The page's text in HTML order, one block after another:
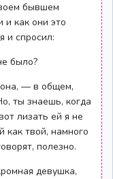
бывшем
и как они это
и спросил:
было?
— в общем,
ты знаешь, когда
лизать ей я не
как твой, намного
полезно.
девушка,